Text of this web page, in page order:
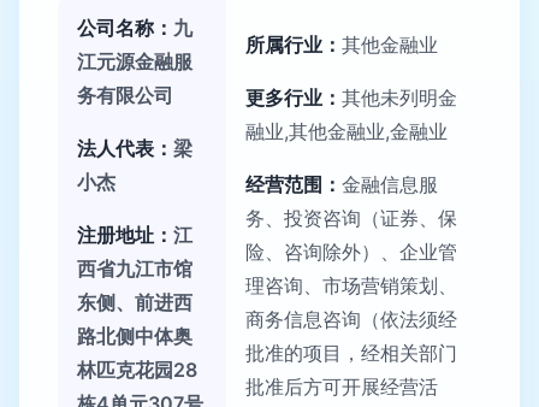
公司名称： 九
江元源金融服
务有限公司
法人代表： 梁
小杰
注册地址： 江
西省九江市馆
东侧、前进西
路北侧中体奥
林匹克花园28
所属行业： 其他金融业
更多行业： 其他未列明金
融业,其他金融业,金融业
经营范围： 金融信息服
务、投资咨询（证券、保
险、咨询除外）、企业管
理咨询、市场营销策划、
商务信息咨询（依法须经
批准的项目，经相关部门
批准后方可开展经营活